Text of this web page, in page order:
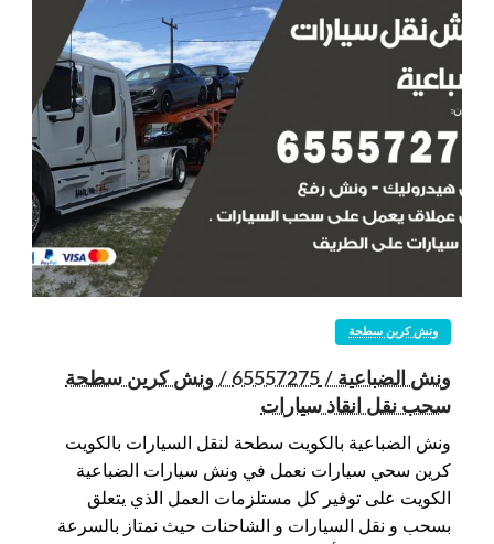
ونش كرين سطحة
ونش الضباعية / 65557275 / ونش كرين سطحة
سحب نقل انقاذ سيارات
ونش الضباعية بالكويت سطحة لنقل السيارات بالكويت
كرين سحي سيارات نعمل في ونش سيارات الضباعية
الكويت على توفير كل مستلزمات العمل الذي يتعلق
بسحب و نقل السيارات و الشاحنات حيث نمتاز بالسرعة